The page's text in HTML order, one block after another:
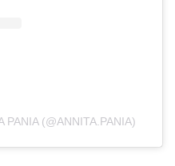
PANIA (@ANNITA.PANIA)